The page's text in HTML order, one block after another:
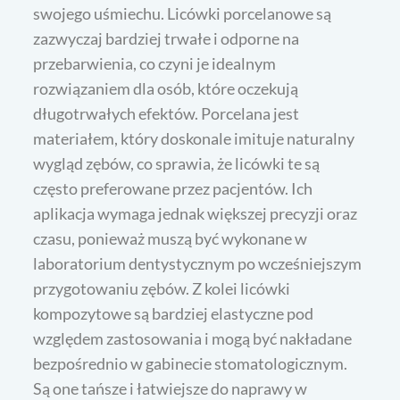
swojego uśmiechu. Licówki porcelanowe są
zazwyczaj bardziej trwałe i odporne na
przebarwienia, co czyni je idealnym
rozwiązaniem dla osób, które oczekują
długotrwałych efektów. Porcelana jest
materiałem, który doskonale imituje naturalny
wygląd zębów, co sprawia, że licówki te są
często preferowane przez pacjentów. Ich
aplikacja wymaga jednak większej precyzji oraz
czasu, ponieważ muszą być wykonane w
laboratorium dentystycznym po wcześniejszym
przygotowaniu zębów. Z kolei licówki
kompozytowe są bardziej elastyczne pod
względem zastosowania i mogą być nakładane
bezpośrednio w gabinecie stomatologicznym.
Są one tańsze i łatwiejsze do naprawy w